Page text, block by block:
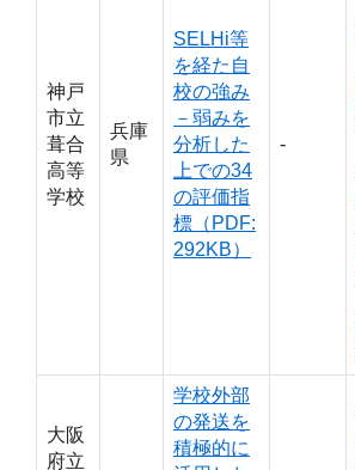
神戸
市立
葺合
高等
学校
兵庫
県
SELHi等
を経た自
校の強み
－弱みを
分析した
上での34
の評価指
標（PDF:
292KB）
‐
大阪
府立
学校外部
の発送を
積極的に